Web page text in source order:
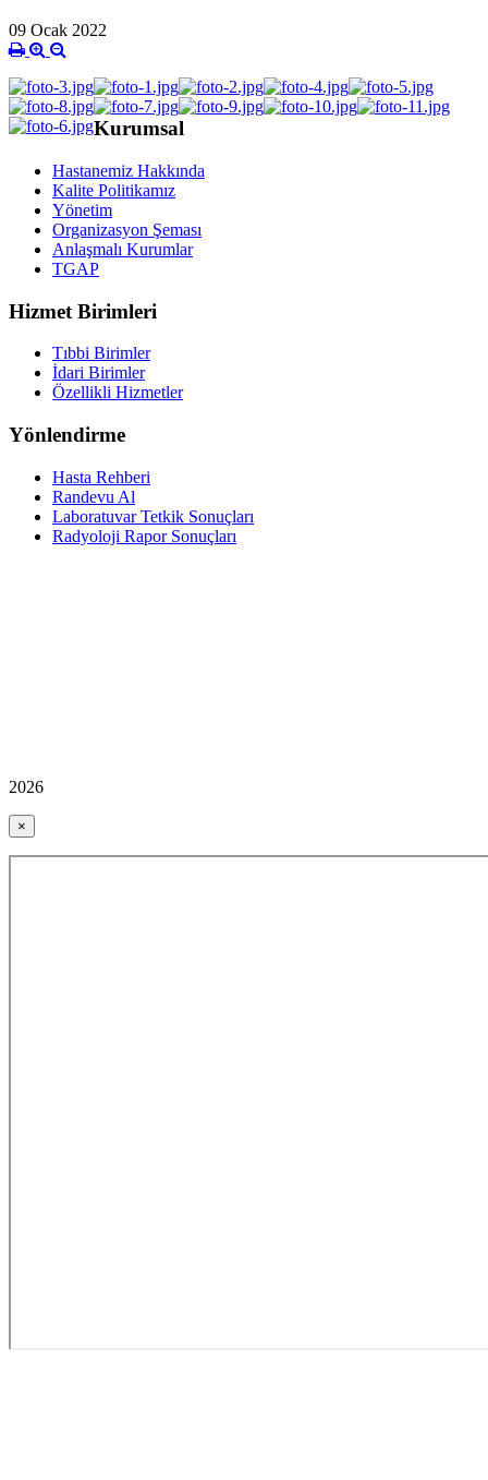
09 Ocak 2022
Kurumsal
Hastanemiz Hakkında
Kalite Politikamız
Yönetim
Organizasyon Şeması
Anlaşmalı Kurumlar
TGAP
Hizmet Birimleri
Tıbbi Birimler
İdari Birimler
Özellikli Hizmetler
Yönlendirme
Hasta Rehberi
Randevu Al
Laboratuvar Tetkik Sonuçları
Radyoloji Rapor Sonuçları
2026
×